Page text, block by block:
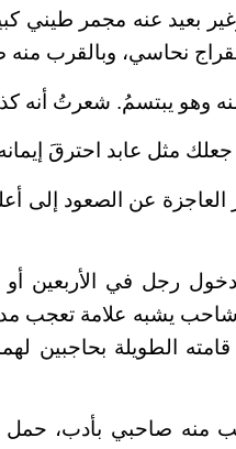
بعيد عنه مجمر طيني
نحاسي، وبالقرب منه
وهو يبتسمُ. شعرتُ أنه
مثل عابد احترقَ
العاجزة عن الصعود
رجل في الأربعين أو
شاحب يشبه علامة
الطويلة بحاجبين
منه صاحبي بأدب، حمل